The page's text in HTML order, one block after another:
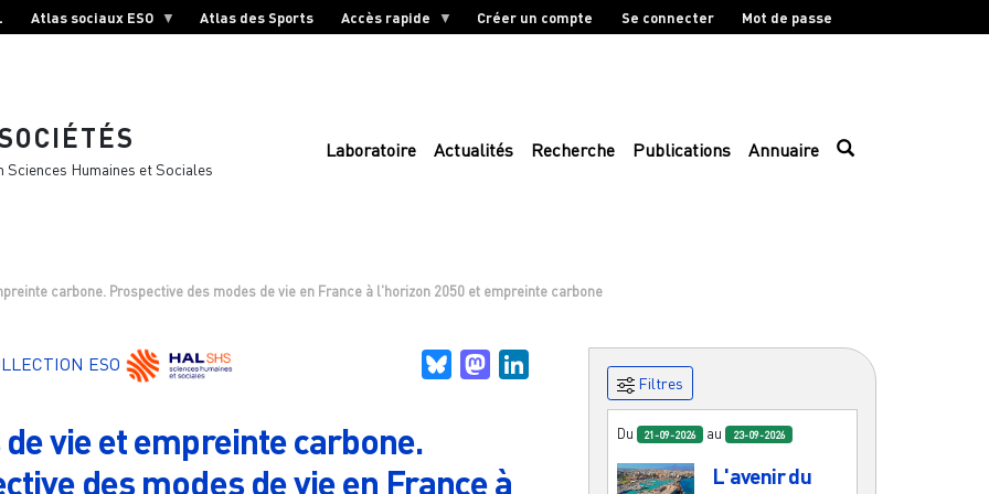
Atlas sociaux ESO Atlas des Sports Accès rapide Créer un compte Se connecter Mot de passe
Humaines et Sociales
Laboratoire Actualités Recherche Publications Annuaire
carbone. Prospective des modes de vie en France à l'horizon 2050 et empreinte carbone
ESO BlueskyMastodon
de vie et empreinte carbone.
des modes de vie en France à
Filtres
Du 21-09-2026 au 23-09-2026
L'avenir du